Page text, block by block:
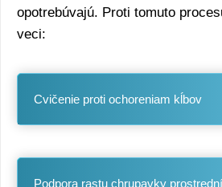
opotrebúvajú. Proti tomuto
veci:
Cvičenie proti ochoreniam kĺbov
Podpora rastu chrupavky